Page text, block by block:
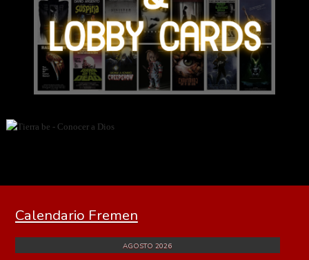
Calendario Fremen
AGOSTO 2026